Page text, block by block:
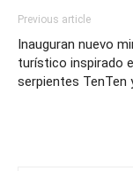
Previous article
Inauguran nuevo
turístico inspirado
serpientes TenTen